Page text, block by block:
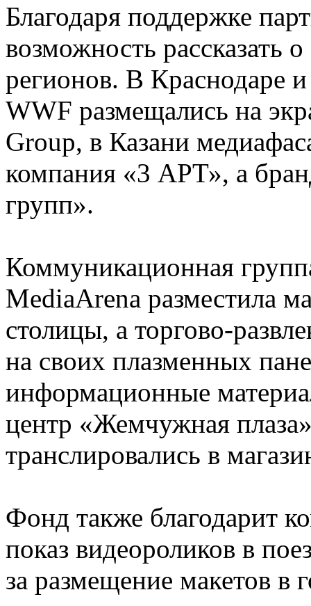
Благодаря поддержке
возможность рассказать
регионов. В Краснодаре
WWF размещались на
Group, в Казани
компания «3 АРТ», а
групп».
Коммуникационная
MediaArena разместила
столицы, а торгово-
на своих плазменных
информационные
центр «Жемчужная
транслировались в
Фонд также благодарит
показ видеороликов в
за размещение макетов в